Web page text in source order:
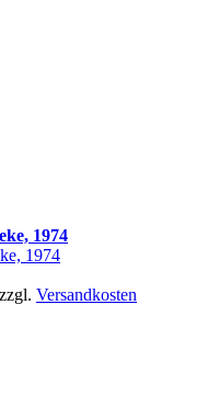
1974
Versandkosten